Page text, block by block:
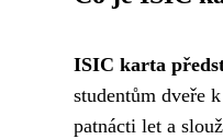
ISIC karta
studentům dveře
patnácti let a